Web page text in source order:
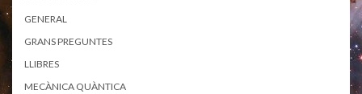
GENERAL
GRANS PREGUNTES
LLIBRES
MECÀNICA QUÀNTICA